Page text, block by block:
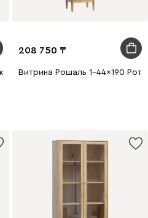
208 750
Витрина Рошаль 1-44x190